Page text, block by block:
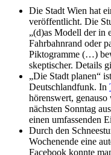
Die Stadt Wien hat
veröffentlicht. Die
„(d)as Modell der in
Fahrbahnrand oder
Piktogramme (…)
skeptischer. Details
„Die Stadt planen“
Deutschlandfunk. In
hörenswert, genauso
nächsten Sonntag
einen umfassenden
Durch den
Wochenende eine
Facebook konnte